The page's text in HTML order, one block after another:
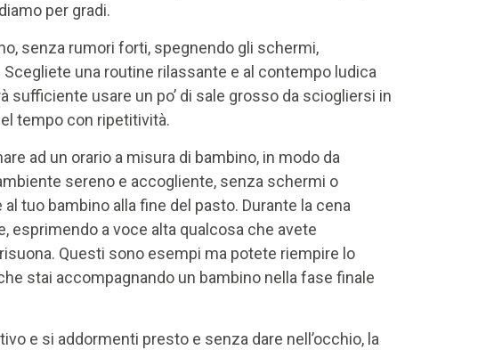
per gradi.
senza rumori forti, spegnendo gli schermi,
una routine rilassante e al contempo ludica
sufficiente usare un po’ di sale grosso da sciogliersi in
tempo con ripetitività.
ad un orario a misura di bambino, in modo da
sereno e accogliente, senza schermi o
tuo bambino alla fine del pasto. Durante la cena
esprimendo a voce alta qualcosa che avete
Questi sono esempi ma potete riempire lo
stai accompagnando un bambino nella fase finale
e si addormenti presto e senza dare nell’occhio, la